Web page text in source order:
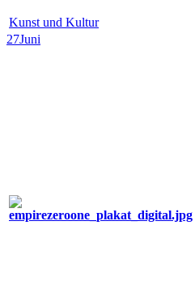
Kunst und Kultur
27Juni